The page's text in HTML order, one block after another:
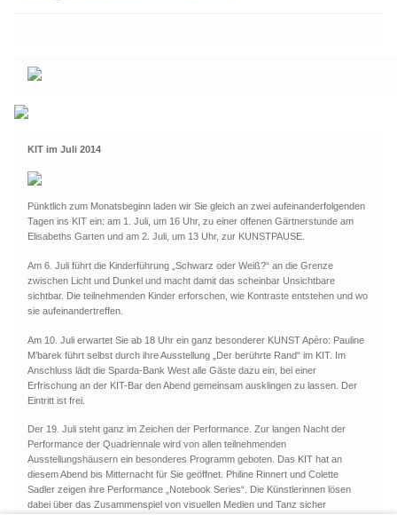
KIT im Juli 2014
Pünktlich zum Monatsbeginn laden wir Sie gleich an zwei aufeinanderfolgenden
Tagen ins KIT ein: am 1. Juli, um 16 Uhr, zu einer offenen Gärtnerstunde am
Elisabeths Garten und am 2. Juli, um 13 Uhr, zur KUNSTPAUSE.
Am 6. Juli führt die Kinderführung „Schwarz oder Weiß?“ an die Grenze
zwischen Licht und Dunkel und macht damit das scheinbar Unsichtbare
sichtbar. Die teilnehmenden Kinder erforschen, wie Kontraste entstehen und wo
sie aufeinandertreffen.
Am 10. Juli erwartet Sie ab 18 Uhr ein ganz besonderer KUNST Apèro: Pauline
M’barek führt selbst durch ihre Ausstellung „Der berührte Rand“ im KIT. Im
Anschluss lädt die Sparda-Bank West alle Gäste dazu ein, bei einer
Erfrischung an der KIT-Bar den Abend gemeinsam ausklingen zu lassen. Der
Eintritt ist frei.
Der 19. Juli steht ganz im Zeichen der Performance. Zur langen Nacht der
Performance der Quadriennale wird von allen teilnehmenden
Ausstellungshäusern ein besonderes Programm geboten. Das KIT hat an
diesem Abend bis Mitternacht für Sie geöffnet. Philine Rinnert und Colette
Sadler zeigen ihre Performance „Notebook Series“. Die Künstlerinnen lösen
dabei über das Zusammenspiel von visuellen Medien und Tanz sicher